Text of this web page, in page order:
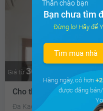
Giá từ 36.9 triệu Thương
Cho thuê nhà riêng
Đa Kao, Quận 1, Tp Hồ Chí
Thân chào bạn
Bạn chưa tìm
Đừng lo! Hãy để
Tìm mua nhà
Hàng ngày, có hơn
được đăng